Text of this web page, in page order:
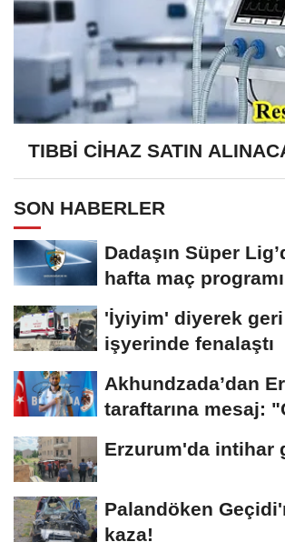
TIBBİ CİHAZ SATIN
SON HABERLER
Dadaşın Süper
hafta maç
'İyiyim' diyerek
işyerinde fenalaştı
Akhundzada’dan
taraftarına mesaj:
Erzurum'da intihar
Palandöken
kaza!